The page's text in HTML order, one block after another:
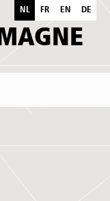
NL FR EN DE